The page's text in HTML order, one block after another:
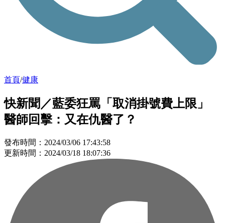
首頁/健康
快新聞／藍委狂罵「取消掛號費上限」
醫師回擊：又在仇醫了？
發布時間：2024/03/06 17:43:58
更新時間：2024/03/18 18:07:36